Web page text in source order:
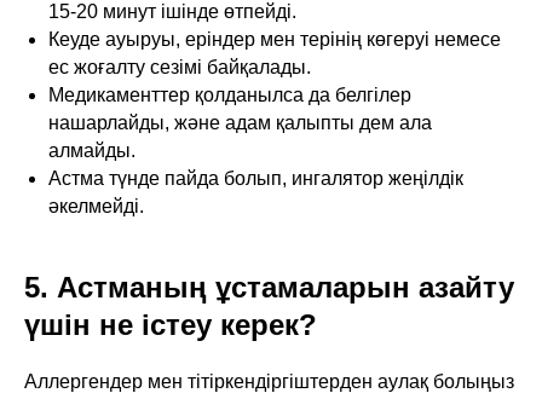
15-20 минут ішінде өтпейді.
Кеуде ауыруы, еріндер мен терінің көгеруі немесе
ес жоғалту сезімі байқалады.
Медикаменттер қолданылса да белгілер
нашарлайды, және адам қалыпты дем ала
алмайды.
Астма түнде пайда болып, ингалятор жеңілдік
әкелмейді.
5. Астманың ұстамаларын азайту
үшін не істеу керек?
Аллергендер мен тітіркендіргіштерден аулақ болыңыз